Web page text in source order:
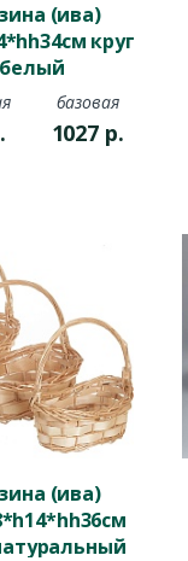
(ива)
круг
белый
базовая
1027 р.
(ива)